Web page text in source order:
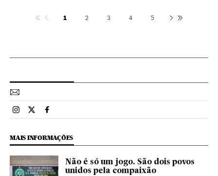
1 2 3 4 5
Esportes El País Brasil en Instagram
Esportes El País Brasil en Twitter
Esportes El País Brasil en Facebook
MAIS INFORMAÇÕES
Não é só um jogo. São dois povos
unidos pela compaixão